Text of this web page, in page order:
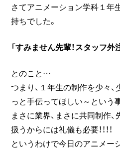
さてアニメーション学科１年
持ちでした。
「すみません先輩！スタッフ外注
とのこと…
つまり、１年生の制作を少々
っと手伝ってほしい～という
まさに業界、まさに共同制作
扱うからには礼儀も必要！！！！
というわけで今日のアニメー